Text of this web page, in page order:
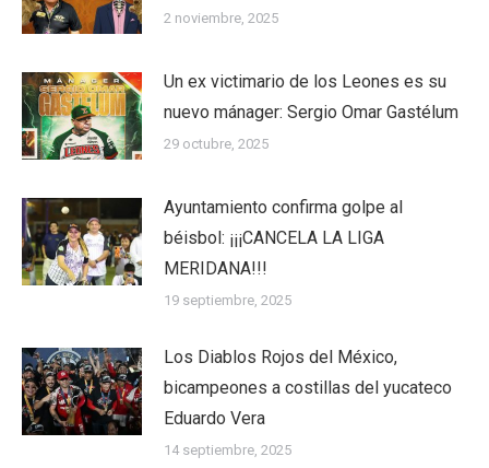
2 noviembre, 2025
Un ex victimario de los Leones es su
nuevo mánager: Sergio Omar Gastélum
29 octubre, 2025
Ayuntamiento confirma golpe al
béisbol: ¡¡¡CANCELA LA LIGA
MERIDANA!!!
19 septiembre, 2025
Los Diablos Rojos del México,
bicampeones a costillas del yucateco
Eduardo Vera
14 septiembre, 2025